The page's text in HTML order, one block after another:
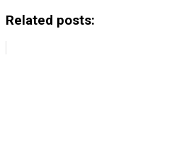
Related posts: